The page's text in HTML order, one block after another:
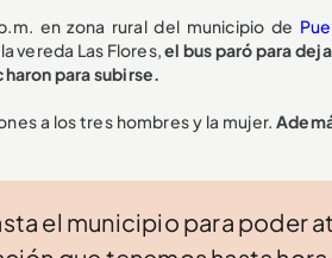
en zona rural del municipio de
vereda Las Flores,el bus paró para
para subirse.
a los tres hombres y la mujer.
el municipio para poder